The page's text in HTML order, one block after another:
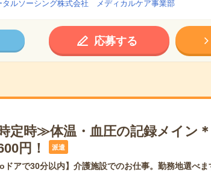
タルソーシング株式会社 メディカルケア事業部
応募する
定時≫体温・血圧の記録メイン
円！
派遣
ドアで30分以内】介護施設でのお仕事。勤務地選べま